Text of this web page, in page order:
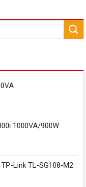
1000VA/900W
Link TL-SG108-M2